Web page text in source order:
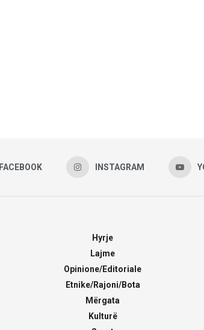
FACEBOOK INSTAGRAM
Hyrje
Lajme
Opinione/Editoriale
Etnike/Rajoni/Bota
Mërgata
Kulturë